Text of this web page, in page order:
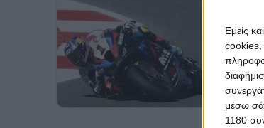
Εμείς
cookies,
μέσω
1180